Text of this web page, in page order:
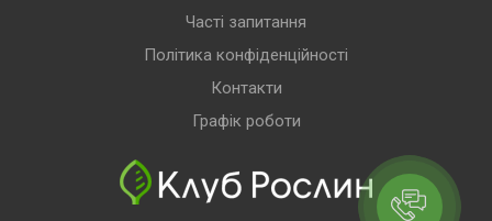
Часті запитання
Політика конфіденційності
Контакти
Графік роботи